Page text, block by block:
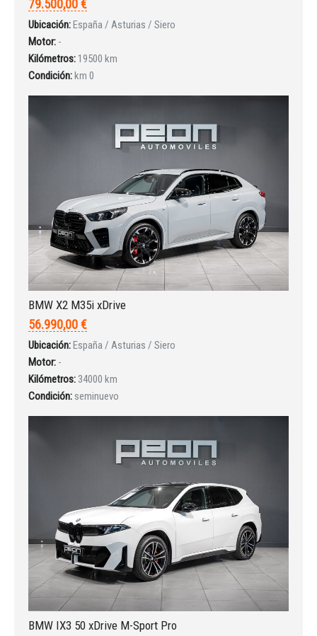
INICIAR SESIÓN
¿Ha olvidado la contraseña?
79.500,00 €
Ubicación:España / Asturias / Siero
Motor: -
Kilómetros: 19500 km
Condición:km 0
BMW X2 M35i xDrive
56.990,00 €
Ubicación:España / Asturias / Siero
Motor: -
Kilómetros: 34000 km
Condición: seminuevo
BMW IX3 50 xDrive M-Sport Pro